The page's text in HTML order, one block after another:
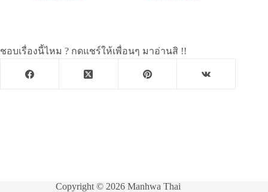
ชอบเรื่องนี้ไหม ? กดแชร์ให้เพื่อนๆ มาอ่านสิ !!
Copyright © 2026 Manhwa Thai